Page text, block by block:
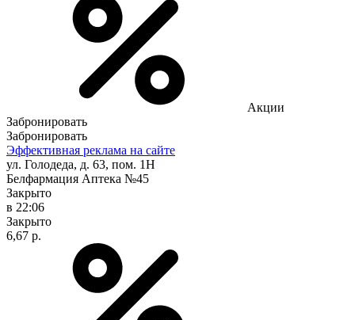
Акции
Забронировать
Забронировать
Эффективная реклама на сайте
ул. Голодеда, д. 63, пом. 1Н
Белфармация Аптека №45
Закрыто
в 22:06
Закрыто
6,67 р.